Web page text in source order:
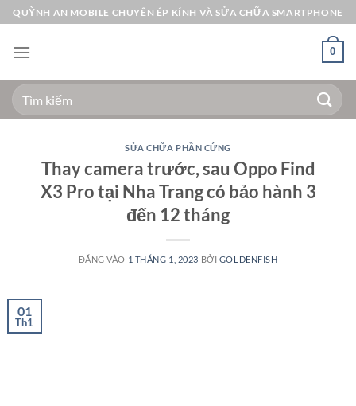
Bỏ
qua
nội
QUỲNH AN MOBILE CHUYÊN ÉP KÍNH VÀ SỬA CHỮA SMARTPHONE
0
Tìm
kiếm:
SỬA CHỮA PHẦN CỨNG
Thay camera trước, sau Oppo Find
X3 Pro tại Nha Trang có bảo hành 3
đến 12 tháng
ĐĂNG VÀO 1 THÁNG 1, 2023 BỞI GOLDENFISH
01
Th1